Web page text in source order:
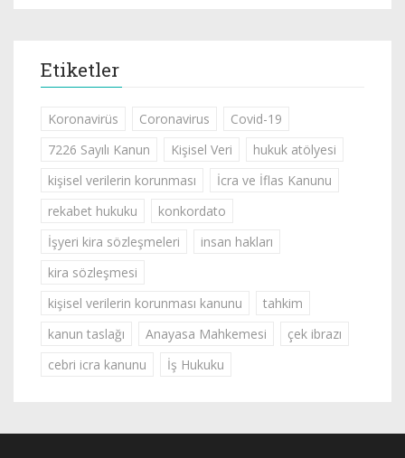
Etiketler
Koronavirüs Coronavirus
Covid-19
7226 Sayılı Kanun
Kişisel Veri
hukuk atölyesi
kişisel verilerin korunması
İcra ve İflas Kanunu
rekabet hukuku
konkordato
İşyeri kira sözleşmeleri
insan hakları
kira sözleşmesi
kişisel verilerin korunması kanunu
tahkim
kanun taslağı
Anayasa Mahkemesi
çek ibrazı
cebri icra kanunu
İş Hukuku